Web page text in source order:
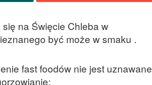
na Święcie Chleba w
być może w smaku .
fast foodów nie jest uznawane